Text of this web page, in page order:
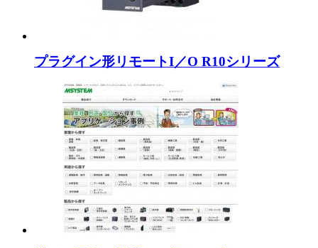
プラグイン形リモートI／O R10シリーズ